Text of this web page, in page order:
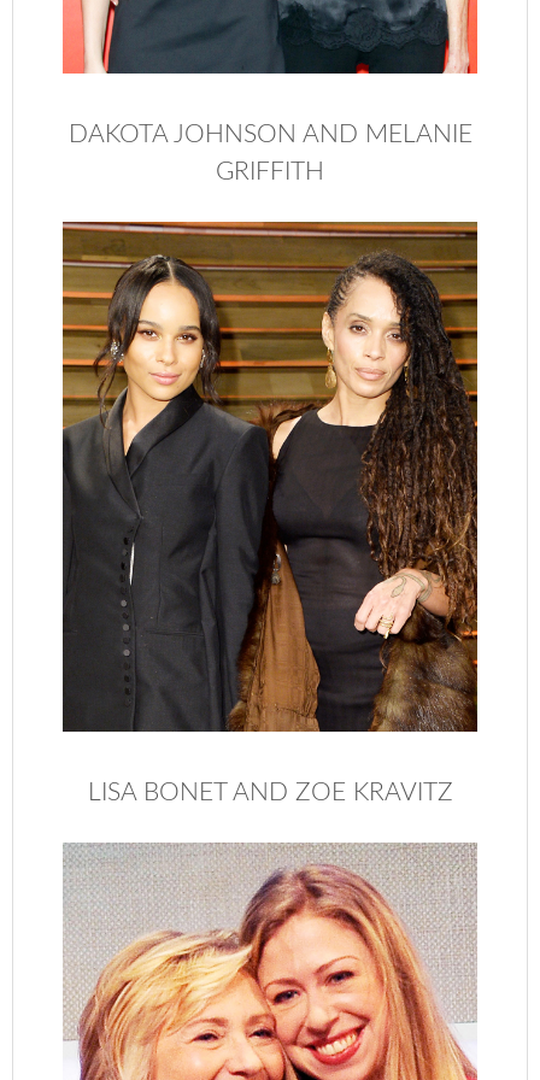
DAKOTA JOHNSON AND MELANIE
GRIFFITH
LISA BONET AND ZOE KRAVITZ